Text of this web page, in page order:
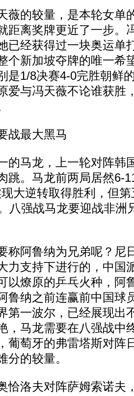
的较量，是本轮女单
距离奖牌更近了一步。
已经获得过一块奥运单
个新加坡夺牌的唯一希
是1/8决赛4-0完胜朝鲜
爱与冯天薇不论谁获胜
最大黑马
马龙，上一轮对阵韩
跳。马龙前两局居然6-
大逆转取得胜利，但
八强战马龙要迎战非洲
阿鲁纳为兄弟呢？尼
力支持下进行的，中国
以燎原的乒乓火种，阿
鲁纳之前连赢前中国球
第一波尔，已经展现出
，马龙需要在八强战中
葡萄牙的弗雷塔斯对阵
分的较量。
洛夫对阵萨姆索诺夫